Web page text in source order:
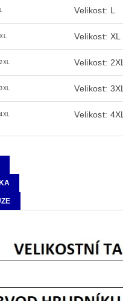
Velikost: L
Velikost: XL
Velikost: 2XL
Velikost: 3XL
Velikost: 4XL